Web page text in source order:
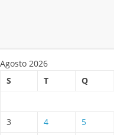
Agosto 2026
S
T Q
3
4 5